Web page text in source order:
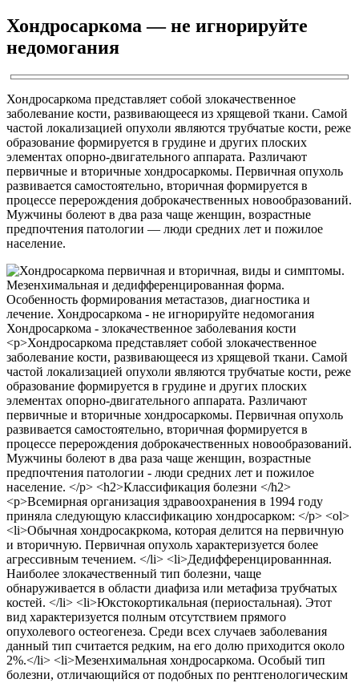
Хондросаркома — не игнорируйте
недомогания
Хондросаркома представляет собой злокачественное
заболевание кости, развивающееся из хрящевой ткани. Самой
частой локализацией опухоли являются трубчатые кости, реже
образование формируется в грудине и других плоских
элементах опорно-двигательного аппарата. Различают
первичные и вторичные хондросаркомы. Первичная опухоль
развивается самостоятельно, вторичная формируется в
процессе перерождения доброкачественных новообразований.
Мужчины болеют в два раза чаще женщин, возрастные
предпочтения патологии — люди средних лет и пожилое
население.